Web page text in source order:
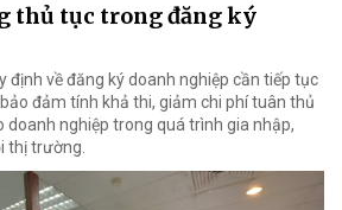
thủ tục trong đăng ký
định về đăng ký doanh nghiệp cần tiếp tục
đảm tính khả thi, giảm chi phí tuân thủ
doanh nghiệp trong quá trình gia nhập,
thị trường.